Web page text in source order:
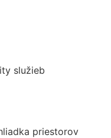
služieb
priestorov